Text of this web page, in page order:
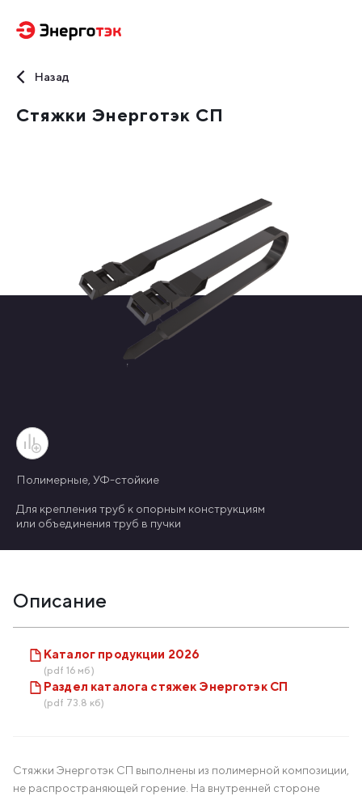
Назад
Стяжки Энерготэк СП
Полимерные, УФ-стойкие
Для крепления труб к опорным конструкциям
или объединения труб в пучки
Описание
Каталог продукции 2026
(pdf 16 мб)
Раздел каталога стяжек Энерготэк СП
(pdf 73.8 кб)
Стяжки Энерготэк СП выполнены из полимерной композиции,
не распространяющей горение. На внутренней стороне